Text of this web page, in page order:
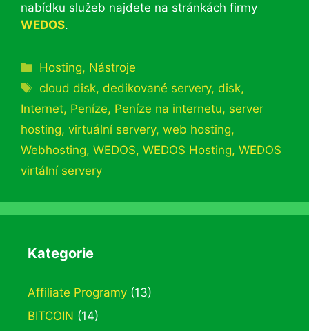
nabídku služeb najdete na stránkách firmy
WEDOS.
Rubriky
Hosting, Nástroje
Štítky
cloud disk,dedikované servery,disk,
Internet, Peníze, Peníze na internetu, server
hosting, virtuální servery, web hosting,
Webhosting, WEDOS, WEDOS Hosting, WEDOS
virtální servery
Kategorie
Affiliate Programy (13)
BITCOIN (14)